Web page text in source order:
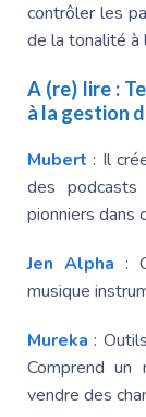
contrôler les
de la tonalité à
A (re) lire :
à la gestion
Mubert : Il
des
pionniers dans
Jen Alpha :
musique
Mureka :
Comprend
vendre des